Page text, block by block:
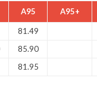
A95 A95+
81.49
85.90
81.95